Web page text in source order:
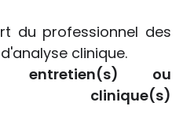
du professionnel des
clinique.
: entretien(s) ou
clinique(s)